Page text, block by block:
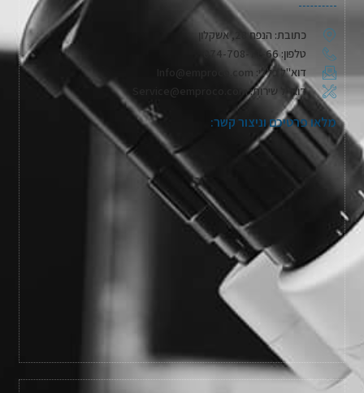
כתובת: הנפח 28, אשקלון
טלפון: 074-708-71-66
דוא"ל כללי: Info@emproco.com
דוא"ל שירות: Service@emproco.com
מלאו פרטיכם וניצור קשר: